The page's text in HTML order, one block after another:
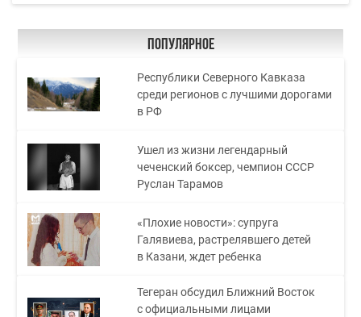
Популярное
Республики Северного Кавказа
среди регионов с лучшими дорогами
в РФ
Ушел из жизни легендарный
чеченский боксер, чемпион СССР
Руслан Тарамов
«Плохие новости»: супруга
Галявиева, растрелявшего детей
в Казани, ждет ребенка
Тегеран обсудил Ближний Восток
с официальными лицами